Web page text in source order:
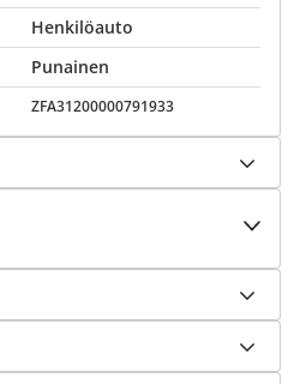
Henkilöauto
Punainen
ZFA31200000791933